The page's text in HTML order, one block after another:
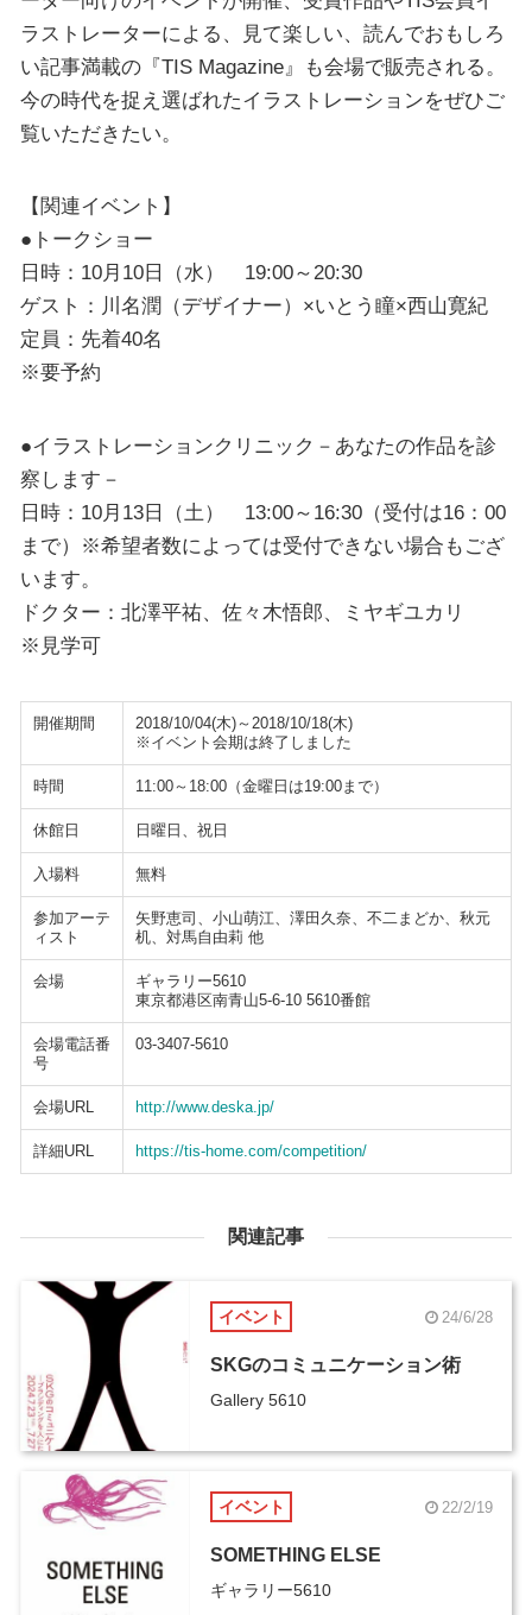
ラストレーターによる、見て楽しい、読んでおもしろ
い記事満載の『TIS Magazine』も会場で販売される。
今の時代を捉え選ばれたイラストレーションをぜひご
覧いただきたい。
【関連イベント】
●トークショー
日時：10月10日（水） 19:00～20:30
ゲスト：川名潤（デザイナー）×いとう瞳×西山寛紀
定員：先着40名
※要予約
●イラストレーションクリニック－あなたの作品を診
察します－
日時：10月13日（土） 13:00～16:30（受付は16：00
まで）※希望者数によっては受付できない場合もござ
います。
ドクター：北澤平祐、佐々木悟郎、ミヤギユカリ
※見学可
開催期間
2018/10/04(木)～2018/10/18(木)
※イベント会期は終了しました
時間 11:00～18:00（金曜日は19:00まで）
休館日 日曜日、祝日
入場料 無料
参加アーテ
ィスト
矢野恵司、小山萌江、澤田久奈、不二まどか、秋元
机、対馬自由莉 他
会場
ギャラリー5610
東京都港区南青山5-6-10 5610番館
会場電話番
号
03-3407-5610
会場URL http://www.deska.jp/
詳細URL https://tis-home.com/competition/
関連記事
イベント 24/6/28
SKGのコミュニケーション術
Gallery 5610
イベント 22/2/19
SOMETHING ELSE
ギャラリー5610